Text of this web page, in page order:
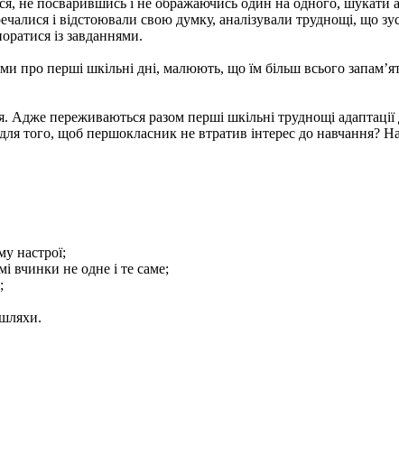
посварившись і не ображаючись один на одного, шукати
і відстоювали свою думку, аналізували труднощі, що
із завданнями.
перші шкільні дні, малюють, що їм більш всього
Адже переживаються разом перші шкільні труднощі
того, щоб першокласник не втратив інтерес до навчання?
настрої;
вчинки не одне і те саме;